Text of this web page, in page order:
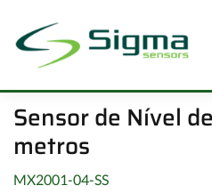
Sensor de Nível
metros
MX2001-04-SS